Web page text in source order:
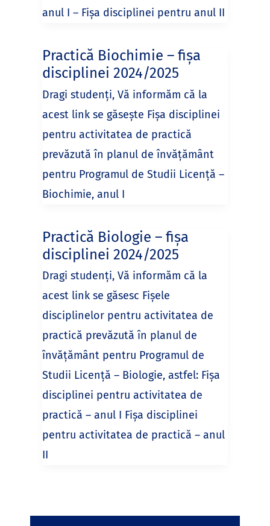
anul I – Fișa disciplinei pentru anul II
Practică Biochimie – fișa
disciplinei 2024/2025
Dragi studenți, Vă informăm că la
acest link se găsește Fișa disciplinei
pentru activitatea de practică
prevăzută în planul de învățământ
pentru Programul de Studii Licență –
Biochimie, anul I
Practică Biologie – fișa
disciplinei 2024/2025
Dragi studenți, Vă informăm că la
acest link se găsesc Fișele
disciplinelor pentru activitatea de
practică prevăzută în planul de
învățământ pentru Programul de
Studii Licență – Biologie, astfel: Fișa
disciplinei pentru activitatea de
practică – anul I Fișa disciplinei
pentru activitatea de practică – anul
II